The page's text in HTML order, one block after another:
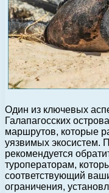
Один из ключевых
Галапагосских
маршрутов, которые
уязвимых экосистем.
рекомендуется
туроператорам,
соответствующий
ограничения,